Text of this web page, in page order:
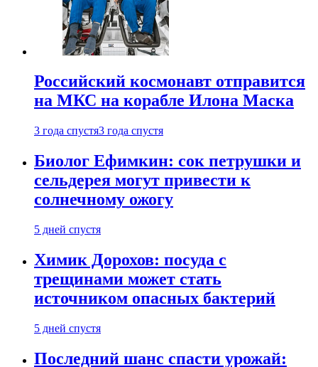
Российский космонавт отправится
на МКС на корабле Илона Маска
3 года спустя3 года спустя
Биолог Ефимкин: сок петрушки и
сельдерея могут привести к
солнечному ожогу
5 дней спустя
Химик Дорохов: посуда с
трещинами может стать
источником опасных бактерий
5 дней спустя
Последний шанс спасти урожай: